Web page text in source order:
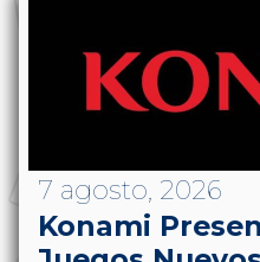
7 agosto, 2026
Konami